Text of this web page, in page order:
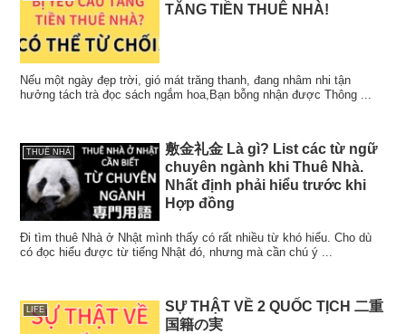
TĂNG TIỀN THUÊ NHÀ!
Nếu một ngày đẹp trời, gió mát trăng thanh, đang nhâm nhi tận
hưởng tách trà đọc sách ngắm hoa,Bạn bỗng nhận được Thông ...
THUÊ NHÀ
敷金礼金 Là gì? List các từ ngữ
chuyên ngành khi Thuê Nhà.
Nhất định phải hiểu trước khi
Hợp đồng
Đi tìm thuê Nhà ở Nhật mình thấy có rất nhiều từ khó hiểu. Cho dù
có đọc hiểu được từ tiếng Nhật đó, nhưng mà cần chú ý ...
LIFE
SỰ THẬT VỀ 2 QUỐC TỊCH 二重
国籍の実